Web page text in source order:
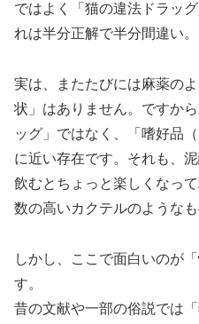
ではよく「猫の違法ドラッ
れは半分正解で半分間違い。
実は、またたびには麻薬の
状」はありません。ですか
ッグ」ではなく、「嗜好品
に近い存在です。それも、
飲むとちょっと楽しくなっ
数の高いカクテルのようなも
しかし、ここで面白いのが
す。
昔の文献や一部の俗説では